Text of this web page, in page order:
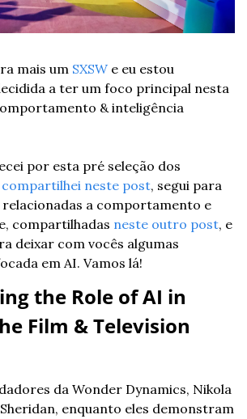
mais um SXSW e eu estou
a ter um foco principal nesta
& inteligência
por esta pré seleção dos
compartilhei neste post, segui para
a comportamento e
compartilhadas neste outro post, e
deixar com vocês algumas
em AI. Vamos lá!
the Role of AI in
Film & Television
da Wonder Dynamics, Nikola
enquanto eles demonstram